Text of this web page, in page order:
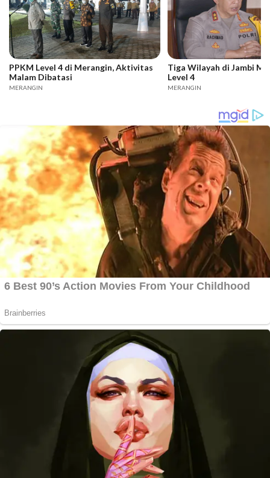
PPKM Level 4 di Merangin, Aktivitas
Malam Dibatasi
MERANGIN
Tiga Wilayah di Jambi
Level 4
MERANGIN